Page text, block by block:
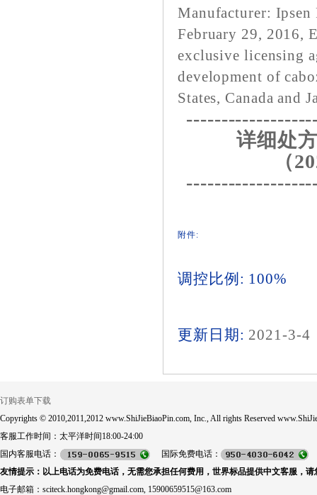
Manufacturer: Ipsen
February 29, 2016,
exclusive licensing
development of
States, Canada and
详细处
（
附件:
调控比例: 100%
更新日期: 2021-3-4
订购表单下载
Copyrights © 2010,2011,2012 www.ShiJieBiaoPin.com, Inc., All rights Reserved
客服工作时间：太平洋时间18:00-24:00
国内客服电话：
国际免费电话：
友情提示：以上电话为免费电话，无需您承担任何费用，世界标品提供中文客服，请
电子邮箱：sciteck.hongkong@gmail.com, 15900659515@163.com